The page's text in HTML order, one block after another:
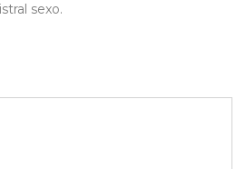
sexo.